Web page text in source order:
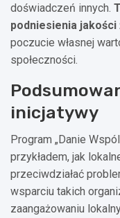
doświadczeń innych.
podniesienia
poczucie własnej
społeczności.
inicjatywy
Program „Danie
przykładem, jak
przeciwdziałać
wsparciu takich
zaangażowaniu